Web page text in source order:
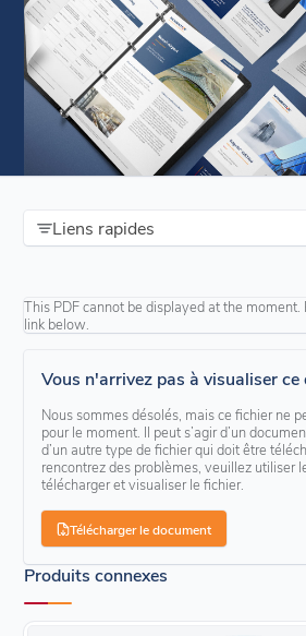
Liens rapides
This PDF cannot be displayed at the
link below.
Vous n'arrivez pas à visualiser ce
Nous sommes désolés, mais ce fichier ne
pour le moment. Il peut s’agir d’un
d’un autre type de fichier qui doit être
rencontrez des problèmes, veuillez utiliser
télécharger et visualiser le fichier.
Télécharger le document
Produits connexes